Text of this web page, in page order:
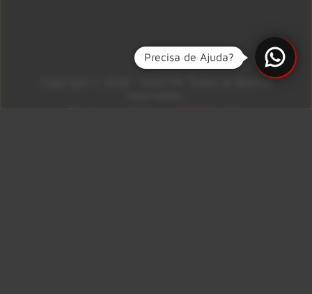
Copyright © 2026 – KISS FM. Todos os direitos
Precisa de Ajuda?